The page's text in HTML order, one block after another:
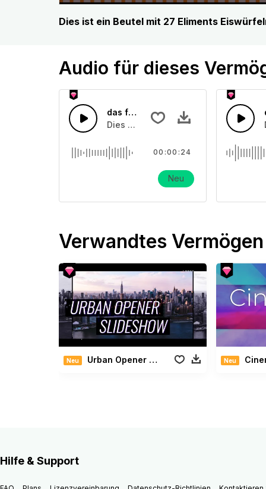
Dies ist ein Beutel mit 27 Eliments
Audio für dieses
das filmische kalte Winterwind- und
Dies ist ein Soundeffekt, der sich
00:00:24
Neu
Verwandtes Vermögen
Neu Urban Opener Slideshow Neu
Hilfe & Support